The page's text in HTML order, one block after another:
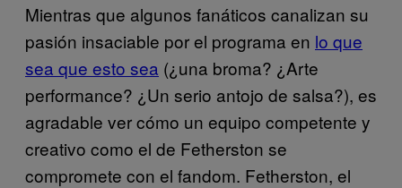
Mientras que algunos fanáticos canalizan su
pasión insaciable por el programa en lo que
sea que esto sea (¿una broma? ¿Arte
performance? ¿Un serio antojo de salsa?), es
agradable ver cómo un equipo competente y
creativo como el de Fetherston se
compromete con el fandom. Fetherston, el